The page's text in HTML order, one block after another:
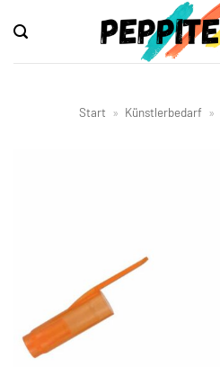
Inhalt
springen
Start » Künstlerbedarf »